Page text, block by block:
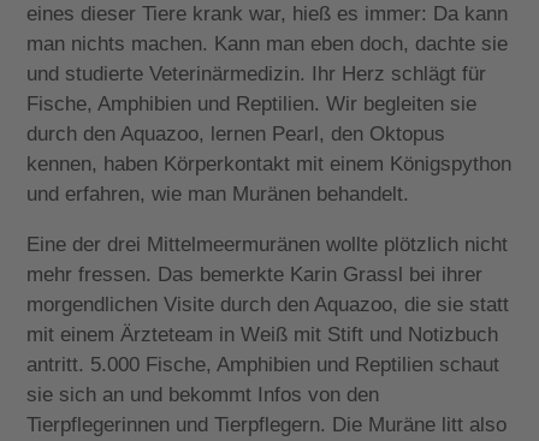
eines dieser Tiere krank war, hieß es immer: Da kann
man nichts machen. Kann man eben doch, dachte sie
und studierte Veterinärmedizin. Ihr Herz schlägt für
Fische, Amphibien und Reptilien. Wir begleiten sie
durch den Aquazoo, lernen Pearl, den Oktopus
kennen, haben Körperkontakt mit einem Königspython
und erfahren, wie man Muränen behandelt.
Eine der drei Mittelmeermuränen wollte plötzlich nicht
mehr fressen. Das bemerkte Karin Grassl bei ihrer
morgendlichen Visite durch den Aquazoo, die sie statt
mit einem Ärzteteam in Weiß mit Stift und Notizbuch
antritt. 5.000 Fische, Amphibien und Reptilien schaut
sie sich an und bekommt Infos von den
Tierpflegerinnen und Tierpflegern. Die Muräne litt also